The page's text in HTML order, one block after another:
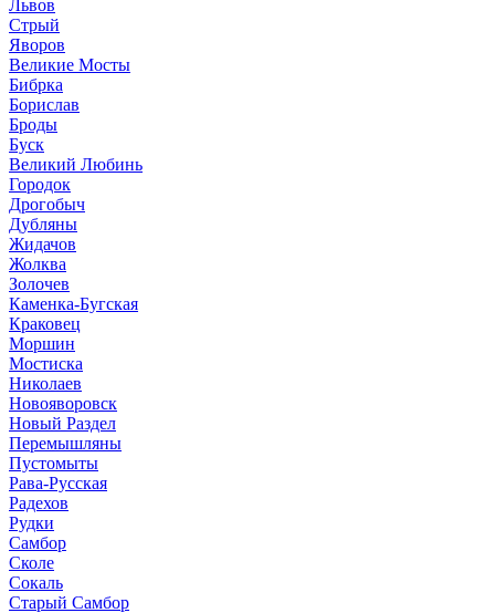
Львов
Стрый
Яворов
Великие Мосты
Бибрка
Борислав
Броды
Буск
Великий Любинь
Городок
Дрогобыч
Дубляны
Жидачов
Жолква
Золочев
Каменка-Бугская
Краковец
Моршин
Мостиска
Николаев
Новояворовск
Новый Раздел
Перемышляны
Пустомыты
Рава-Русская
Радехов
Рудки
Самбор
Сколе
Сокаль
Старый Самбор